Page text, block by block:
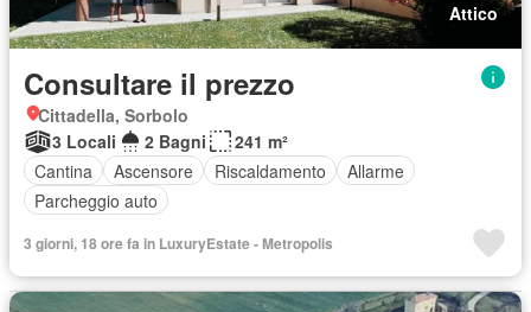
Attico
Consultare il prezzo
Cittadella, Sorbolo
3 Locali
2 Bagni
241 m²
Cantina
Ascensore Riscaldamento
Allarme
Parcheggio auto
3 giorni, 18 ore fa in LuxuryEstate - Metropolis